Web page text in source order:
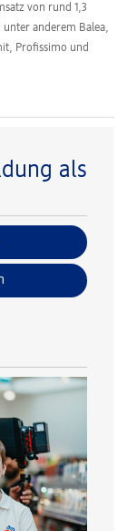
von rund 1,3
anderem Balea,
Profissimo und
als